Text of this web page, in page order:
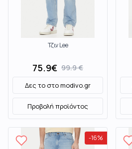
Τζιν Lee
75.9€ 99.9€
Δες το στοmodivo.gr
Προβολή προϊόντος
-16%